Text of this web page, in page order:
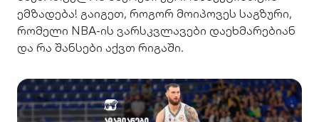
ემზადება! გაიგეთ, როგორ მოიპოვეს საგზური,
რომელი NBA-ის ვარსკვლავები დაეხმარებიან
და რა შანსები აქვთ რიგაში.